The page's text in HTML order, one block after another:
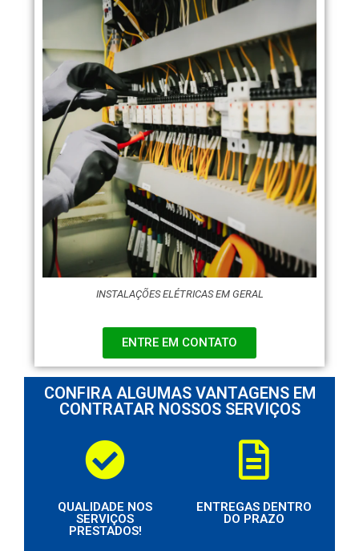
INSTALAÇÕES ELÉTRICAS EM GERAL
ENTRE EM CONTATO
CONFIRA ALGUMAS VANTAGENS EM
CONTRATAR NOSSOS SERVIÇOS
QUALIDADE NOS
SERVIÇOS
PRESTADOS!
ENTREGAS DENTRO
DO PRAZO